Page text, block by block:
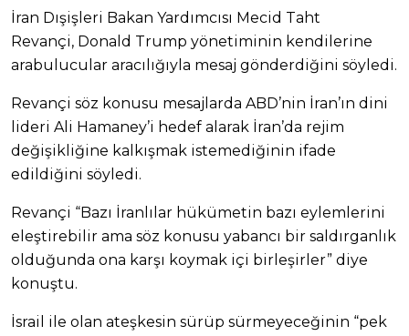
İran Dışişleri Bakan Yardımcısı Mecid Taht
Revançi, Donald Trump yönetiminin kendilerine
arabulucular aracılığıyla mesaj gönderdiğini söyledi.
Revançi söz konusu mesajlarda ABD’nin İran’ın dini
lideri Ali Hamaney’i hedef alarak İran’da rejim
değişikliğine kalkışmak istemediğinin ifade
edildiğini söyledi.
Revançi “Bazı İranlılar hükümetin bazı eylemlerini
eleştirebilir ama söz konusu yabancı bir saldırganlık
olduğunda ona karşı koymak içi birleşirler” diye
konuştu.
İsrail ile olan ateşkesin sürüp sürmeyeceğinin “pek